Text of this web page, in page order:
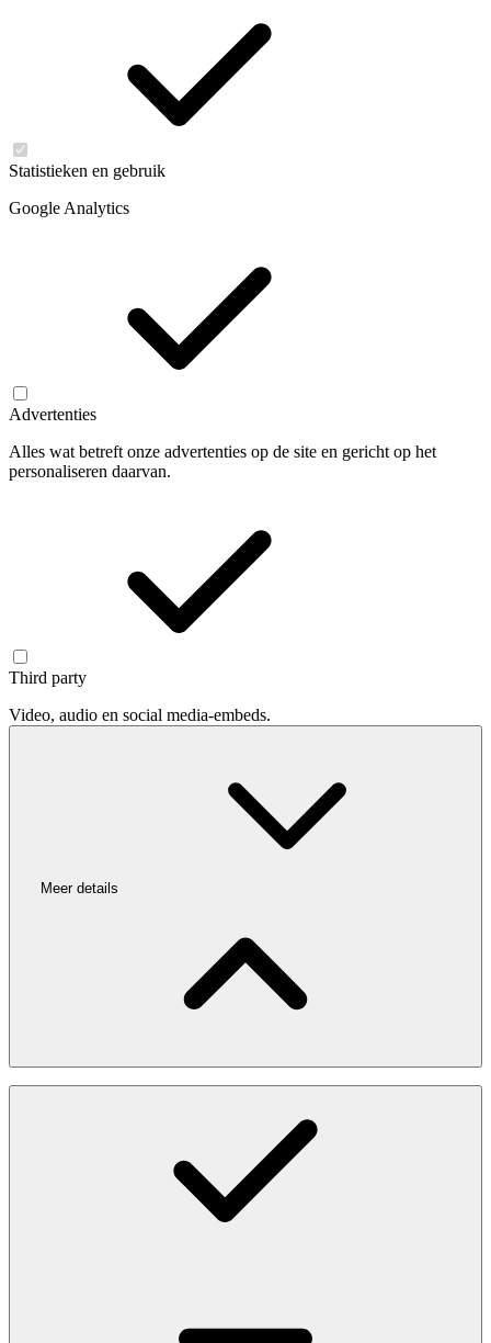
Statistieken en gebruik
Google Analytics
Advertenties
Alles wat betreft onze advertenties op de site en gericht op het
personaliseren daarvan.
Third party
Video, audio en social media-embeds.
Meer details